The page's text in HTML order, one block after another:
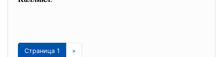
Страница 1 »